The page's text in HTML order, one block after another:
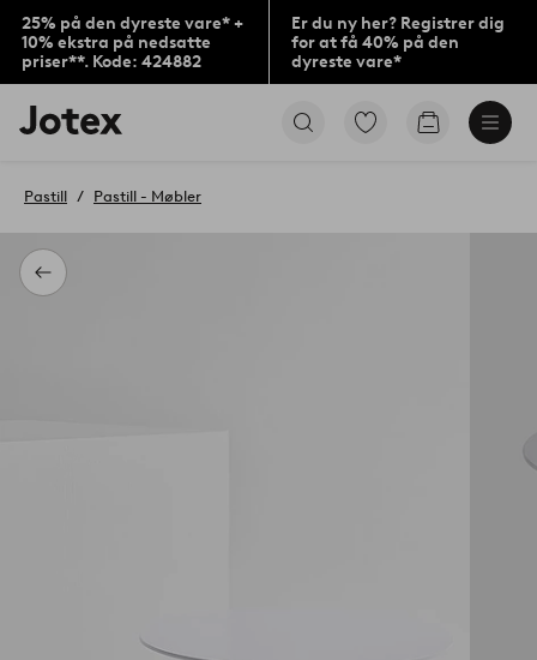
25% på den dyreste vare* +
10% ekstra på nedsatte
priser**. Kode: 424882
Er du ny her? Registrer dig
for at få 40% på den
dyreste vare*
Jotex
logo
til
Gå
Gå
Tilbage
Pastill Pastill - Møbler